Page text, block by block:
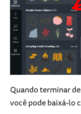
Quando terminar
você pode baixá-lo